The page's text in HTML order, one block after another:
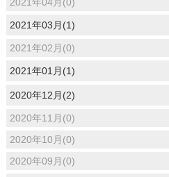
2021年03月(1)
2021年02月(0)
2021年01月(1)
2020年12月(2)
2020年11月(0)
2020年10月(0)
2020年09月(0)